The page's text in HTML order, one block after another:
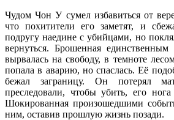
Чудом Чон У сумел избавиться от
что похитители его заметят, и
подругу наедине с убийцами, но
вернуться. Брошенная
вырвалась на свободу, в темноте
попала в аварию, но спаслась. Её
бежал заграницу. Он потерял
преследовали, чтобы убить, его
Шокированная произошедшими
ним, оставив прошлую жизнь позади.